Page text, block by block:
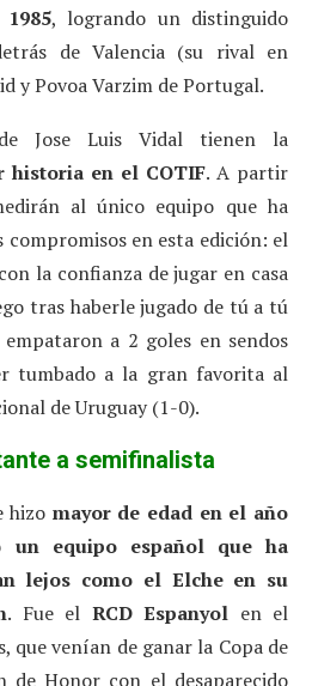
, logrando un distinguido
de Valencia (su rival en
y Povoa Varzim de Portugal.
Jose Luis Vidal tienen la
historia en el COTIF. A partir
al único equipo que ha
compromisos en esta edición: el
la confianza de jugar en casa
tras haberle jugado de tú a tú
a 2 goles en sendos
tumbado a la gran favorita al
de Uruguay (1-0).
a semifinalista
hizo mayor de edad en el año
un equipo español que ha
lejos como el Elche en su
. Fue el RCD Espanyol en el
que venían de ganar la Copa de
de Honor con el desaparecido